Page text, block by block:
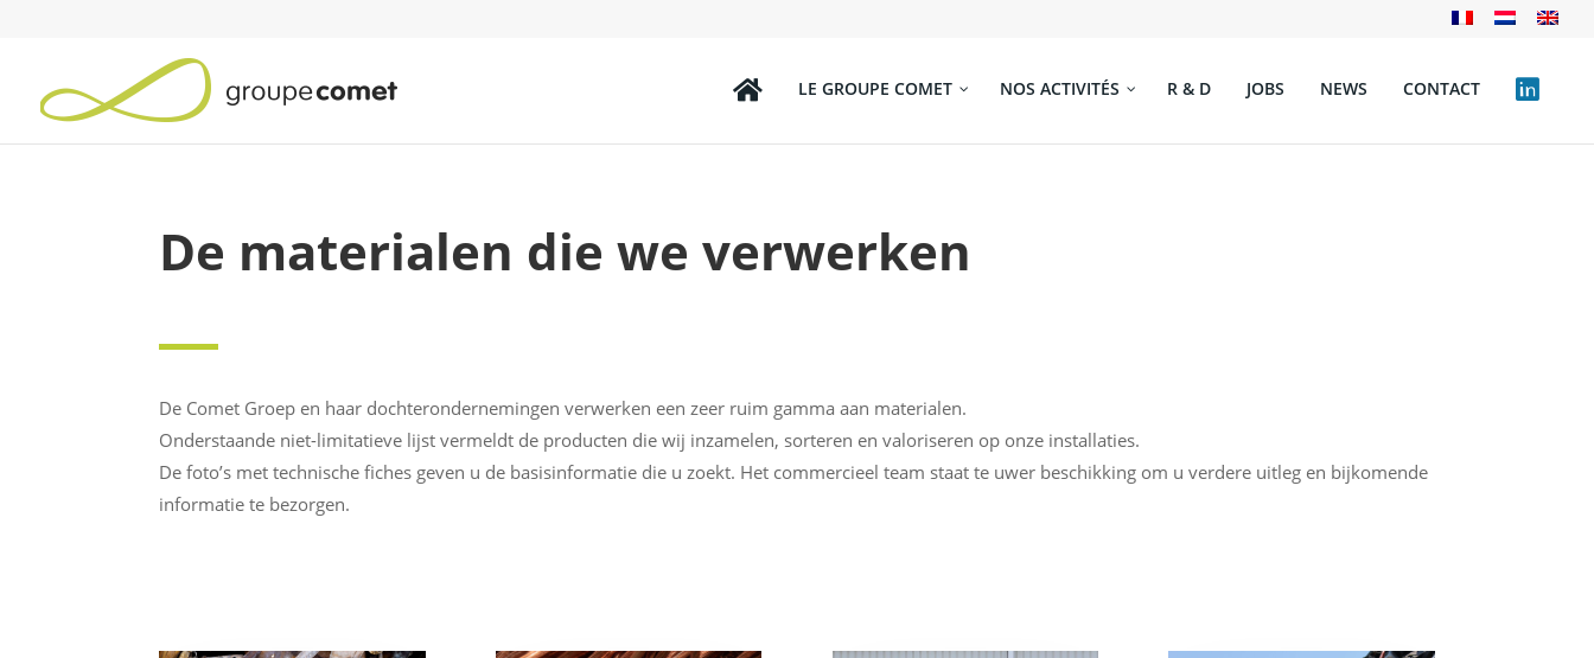
LE GROUPE COMET NOS ACTIVITÉS R & D JOBS NEWS CONTACT
De materialen die we verwerken
De Comet Groep en haar dochterondernemingen verwerken een zeer ruim gamma aan materialen.
Onderstaande niet-limitatieve lijst vermeldt de producten die wij inzamelen, sorteren en valoriseren op onze installaties.
De foto’s met technische fiches geven u de basisinformatie die u zoekt. Het commercieel team staat te uwer beschikking om u verdere uitleg en bijkomende
informatie te bezorgen.